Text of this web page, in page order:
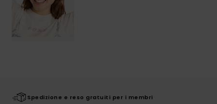
Spedizione e reso gratuiti per i membri